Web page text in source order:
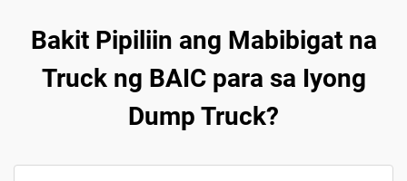
Bakit Pipiliin ang Mabibigat na
Truck ng BAIC para sa Iyong
Dump Truck?